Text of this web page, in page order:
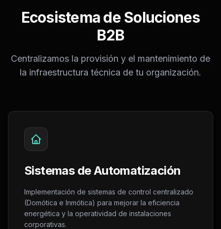
Ecosistema de Soluciones
B2B
Centralizamos la provisión y el mantenimiento de
la infraestructura técnica de tu organización.
Sistemas de Automatización
Implementación de sistemas de control centralizado
(Domótica e Inmótica) para mejorar la eficiencia
energética y la operatividad de instalaciones
corporativas.